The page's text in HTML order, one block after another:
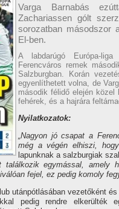
Varga Barnabás
Zachariassen gólt
sorozatban másodszor
El-ben.
A labdarúgó Európa-liga
Ferencváros remek
Salzburgban. Korán
egyenlíthetett volna, de
második félidő elején
fehérek, és a hajrára
Nyilatkozatok:
„Nagyon jó csapat a
még a végén elhiszi,
lapunknak a salzburgiak
egymással, amely
fejel, ez pedig komoly
utánpótlásában vezetőként
pedig rendre elkerülték